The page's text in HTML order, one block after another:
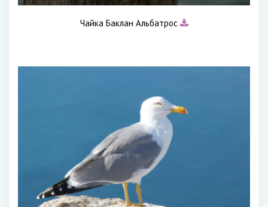
Чайка Баклан Альбатрос